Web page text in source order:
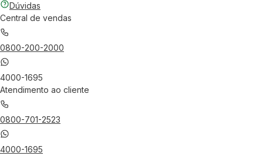
Dúvidas
Central de vendas
0800-200-2000
4000-1695
Atendimento ao cliente
0800-701-2523
4000-1695